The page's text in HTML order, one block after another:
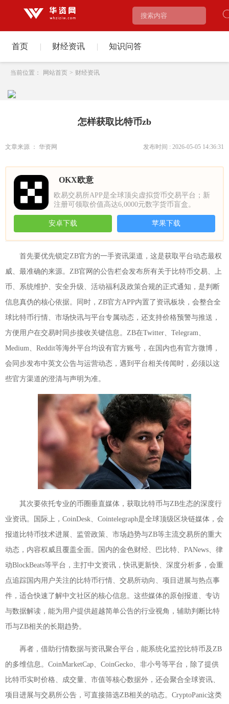
首页 | 财经资讯 | 知识问答
当前位置： 网站首页 > 财经资讯
怎样获取比特币zb
文章来源 ： 华资网 发布时间 : 2026-05-05 14:36:31
OKX欧意
欧易交易所APP是全球顶尖虚拟货币交易平台；新
注册可领取价值高达6,0000元数字货币盲盒。
安卓下载 苹果下载
首先要优先锁定ZB官方的一手资讯渠道，这是获取平台动态最权
威、最准确的来源。ZB官网的公告栏会发布所有关于比特币交易、上
币、系统维护、安全升级、活动福利及政策合规的正式通知，是判断
信息真伪的核心依据。同时，ZB官方APP内置了资讯板块，会整合全
球比特币行情、市场快讯与平台专属动态，还支持价格预警与推送，
方便用户在交易时同步接收关键信息。ZB在Twitter、Telegram、
Medium、Reddit等海外平台均设有官方账号，在国内也有官方微博，
会同步发布中英文公告与运营动态，遇到平台相关传闻时，必须以这
些官方渠道的澄清与声明为准。
其次要依托专业的币圈垂直媒体，获取比特币与ZB生态的深度行
业资讯。国际上，CoinDesk、Cointelegraph是全球顶级区块链媒体，会
报道比特币技术进展、监管政策、市场趋势与ZB等主流交易所的重大
动态，内容权威且覆盖全面。国内的金色财经、巴比特、PANews、律
动BlockBeats等平台，主打中文资讯，快讯更新快、深度分析多，会重
点追踪国内用户关注的比特币行情、交易所动向、项目进展与热点事
件，适合快速了解中文社区的核心信息。这些媒体的原创报道、专访
与数据解读，能为用户提供超越简单公告的行业视角，辅助判断比特
币与ZB相关的长期趋势。
再者，借助行情数据与资讯聚合平台，能系统化监控比特币及ZB
的多维信息。CoinMarketCap、CoinGecko、非小号等平台，除了提供
比特币实时价格、成交量、市值等核心数据外，还会聚合全球资讯、
项目进展与交易所公告，可直接筛选ZB相关的动态。CryptoPanic这类